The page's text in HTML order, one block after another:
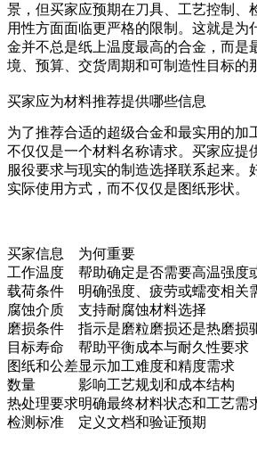
景，但买家应预期在刀具、工艺控制、
用性方面面临更严格的限制。这就是为
金并不总是纸上温度最高的合金，而是
境、预算、交货周期和可制造性目标的
买家应为材料推荐提供哪些信息
为了推荐合适的超级合金和最实用的加
不仅仅是一个材料名称请求。买家应提
服役要求与现实的制造选择联系起来。
实际使用方式，而不仅仅是图纸形状。
买家信息
为何重要
工作温度
帮助确定是否需要高温强度
载荷条件
明确强度、疲劳或蠕变相关
腐蚀介质
支持耐腐蚀材料选择
磨损条件
指示是磨粒磨损还是热磨损
目标寿命
帮助平衡成本与耐久性要求
图纸和公差显示加工难度和精度需求
数量
影响工艺规划和成本结构
热处理要求明确最终材料状态和工艺需
检测标准
定义文档和验证预期